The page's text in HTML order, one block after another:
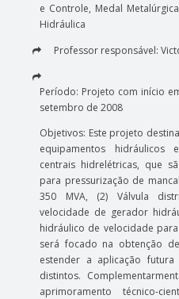
e Controle, Medal
Hidráulica
Professor responsável:
Período: Projeto com início
setembro de 2008
Objetivos: Este projeto
equipamentos hidráulicos
centrais hidrelétricas, que
para pressurização de
350 MVA, (2) Válvula
velocidade de gerador
hidráulico de velocidade
será focado na obtenção
estender a aplicação
distintos.
aprimoramento técnico-